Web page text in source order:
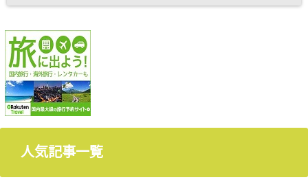
人気記事一覧